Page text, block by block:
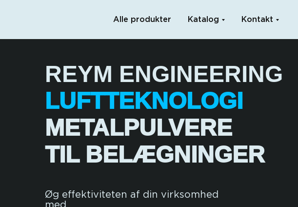
Alle produkter Katalog Kontakt
Øg effektiviteten af din virksomhed
med
REYM ENGINEERING
LUFTTEKNOLOGI
METALPULVERE
TIL BELÆGNINGER